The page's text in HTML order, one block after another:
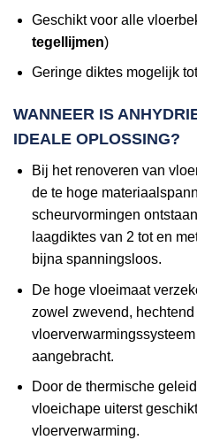
Geschikt voor alle
tegellijmen)
Geringe diktes mogelijk
WANNEER IS
IDEALE OPLOSSING?
Bij het renoveren van
de te hoge
scheurvormingen
laagdiktes van 2 tot en
bijna spanningsloos.
De hoge vloeimaat
zowel zwevend,
aangebracht.
Door de thermische
vloeichape uiterst
vloerverwarming.